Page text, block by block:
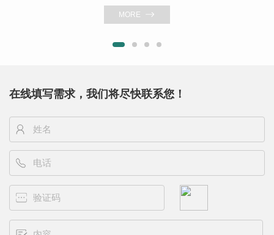
MORE
在线填写需求，我们将尽快联系您！